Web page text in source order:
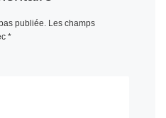
publiée. Les champs
*